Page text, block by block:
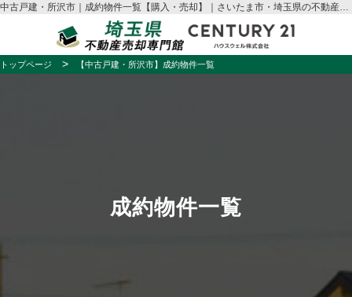
中古戸建・所沢市｜成約物件一覧【購入・売却】｜さいたま市・埼玉県の不動産売却はハウスウェル
トップページ 【中古戸建・所沢市】成約物件一覧
成約物件一覧